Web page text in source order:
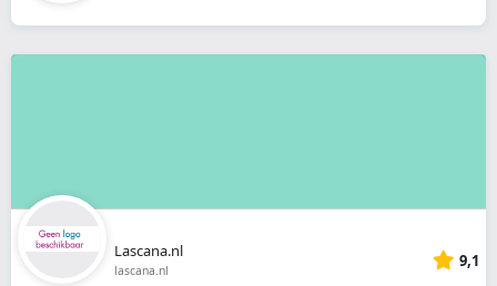
Lascana.nl
lascana.nl 9,1